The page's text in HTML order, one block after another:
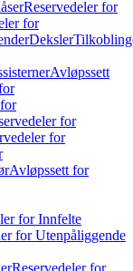
Reservedeler for
for
Deksler
Avløpssett
for
for
Avløpssett for
for Innfelte
for Utenpåliggende
Reservedeler for